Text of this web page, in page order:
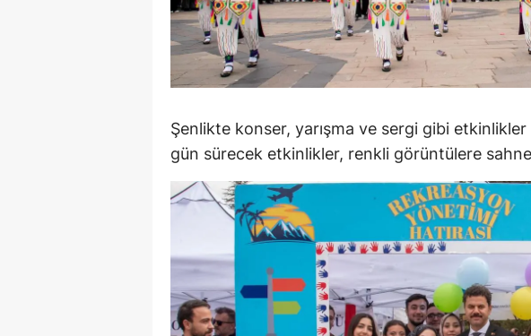
Gaziantep
Giresun
Hakkari
Isparta
Mersin
İstanbul
İzmir
Şenlikte konser, yarışma ve sergi gibi
gün sürecek etkinlikler, renkli görüntülere